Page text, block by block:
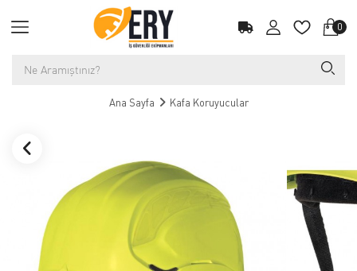
0
Ana Sayfa Kafa Koruyucular